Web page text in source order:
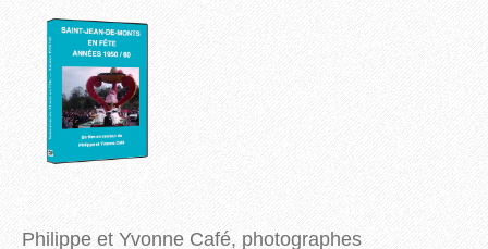
Philippe et Yvonne Café, photographes